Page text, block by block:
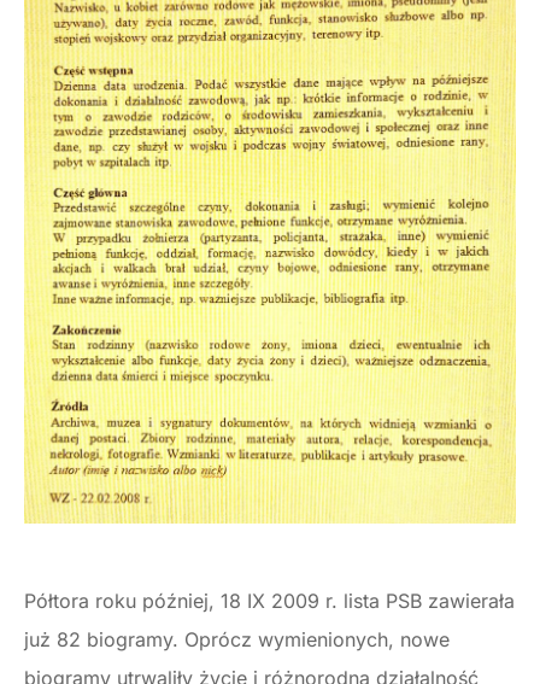
Półtora roku później, 18 IX 2009 r. lista PSB zawierała
już 82 biogramy. Oprócz wymienionych, nowe
biogramy utrwaliły życie i różnorodną działalność